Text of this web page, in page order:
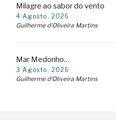
Milagre ao sabor do vento
4 Agosto, 2026
Guilherme d'Oliveira Martins
Mar Medonho…
3 Agosto, 2026
Guilherme d'Oliveira Martins